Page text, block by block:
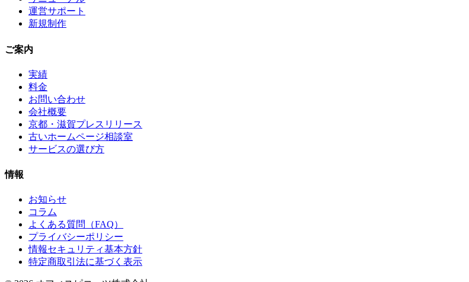
運営サポート
新規制作
ご案内
実績
料金
お問い合わせ
会社概要
京都・滋賀プレスリリース
古いホームページ相談室
サービスの選び方
情報
お知らせ
コラム
よくある質問（FAQ）
プライバシーポリシー
情報セキュリティ基本方針
特定商取引法に基づく表示